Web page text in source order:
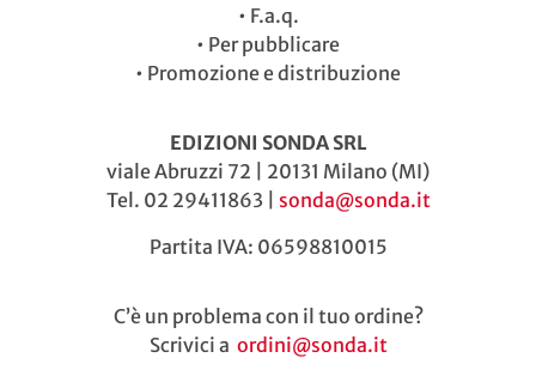
• F.a.q.
• Per pubblicare
• Promozione e distribuzione
EDIZIONI SONDA SRL
viale Abruzzi 72 | 20131 Milano (MI)
Tel. 02 29411863 | sonda@sonda.it
Partita IVA: 06598810015
C’è un problema con il tuo ordine?
Scrivici a ordini@sonda.it